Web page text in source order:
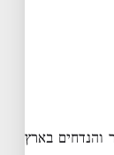
והנדחים בארץ